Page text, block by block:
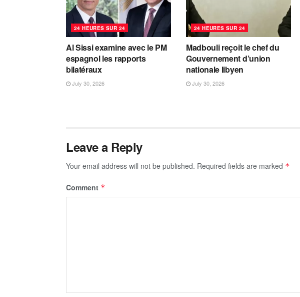
24 HEURES SUR 24
Al Sissi examine avec le PM
espagnol les rapports
bilatéraux
July 30, 2026
24 HEURES SUR 24
Madbouli reçoit le chef du
Gouvernement d’union
nationale libyen
July 30, 2026
Leave a Reply
Your email address will not be published. Required fields are marked *
Comment *